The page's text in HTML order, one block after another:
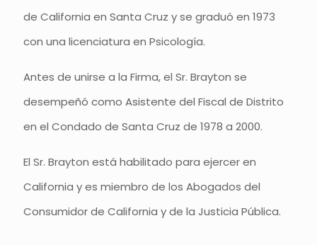
de California en Santa Cruz y se graduó en 1973
con una licenciatura en Psicología.
Antes de unirse a la Firma, el Sr. Brayton se
desempeñó como Asistente del Fiscal de Distrito
en el Condado de Santa Cruz de 1978 a 2000.
El Sr. Brayton está habilitado para ejercer en
California y es miembro de los Abogados del
Consumidor de California y de la Justicia Pública.